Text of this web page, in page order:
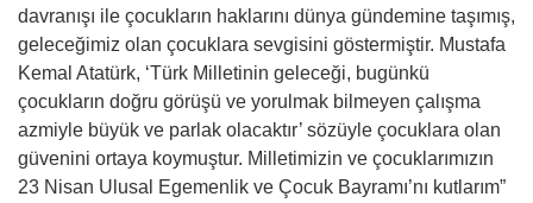
davranışı ile çocukların haklarını dünya gündemine taşımış,
geleceğimiz olan çocuklara sevgisini göstermiştir. Mustafa
Kemal Atatürk, ‘Türk Milletinin geleceği, bugünkü
çocukların doğru görüşü ve yorulmak bilmeyen çalışma
azmiyle büyük ve parlak olacaktır’ sözüyle çocuklara olan
güvenini ortaya koymuştur. Milletimizin ve çocuklarımızın
23 Nisan Ulusal Egemenlik ve Çocuk Bayramı’nı kutlarım”